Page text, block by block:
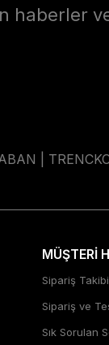
haberler
|
MÜŞTERİ
Sipariş Takibi
Sipariş ve
Sık Sorulan